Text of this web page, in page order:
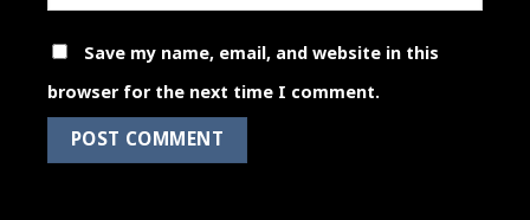
Save my name, email, and website in this
browser for the next time I comment.